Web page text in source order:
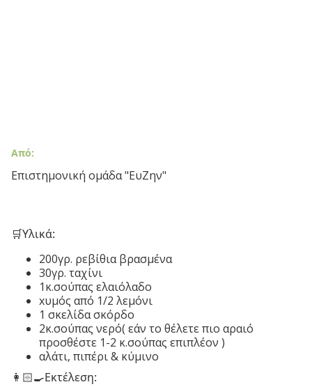
Από:
Επιστημονική ομάδα "ΕυΖην"
🛒Υλικά:
200γρ. ρεβίθια βρασμένα
30γρ. ταχίνι
1κ.σούπας ελαιόλαδο
xυμός από 1/2 λεμόνι
1 σκελίδα σκόρδο
2κ.σούπας νερό( εάν το θέλετε πιο αραιό
προσθέστε 1-2 κ.σούπας επιπλέον )
αλάτι, πιπέρι & κύμινο
👩🏻‍🍳Εκτέλεση: